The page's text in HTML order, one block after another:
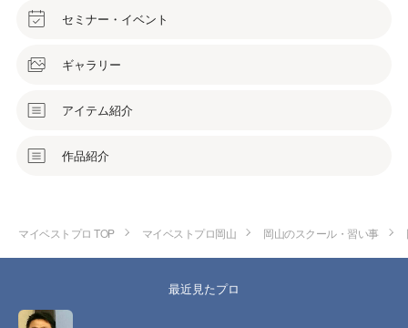
セミナー・イベント
ギャラリー
アイテム紹介
作品紹介
マイベストプロ TOP マイベストプロ岡山 岡山のスクール・習い事
最近見たプロ